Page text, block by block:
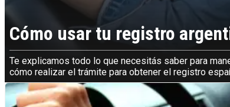
Cómo usar tu registro
Te explicamos todo lo que necesitás saber para
cómo realizar el trámite para obtener el registro